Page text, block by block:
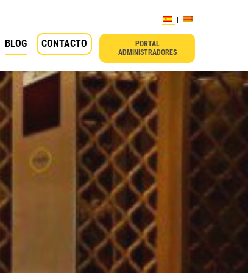
BLOG CONTACTO
PORTAL
ADMINISTRADORES